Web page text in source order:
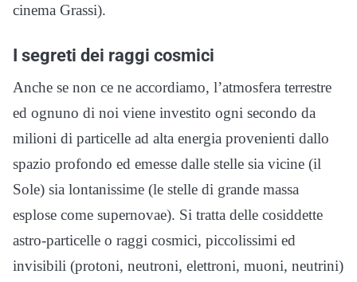
cinema Grassi).
I segreti dei raggi cosmici
Anche se non ce ne accordiamo, l’atmosfera terrestre
ed ognuno di noi viene investito ogni secondo da
milioni di particelle ad alta energia provenienti dallo
spazio profondo ed emesse dalle stelle sia vicine (il
Sole) sia lontanissime (le stelle di grande massa
esplose come supernovae). Si tratta delle cosiddette
astro-particelle o raggi cosmici, piccolissimi ed
invisibili (protoni, neutroni, elettroni, muoni, neutrini)